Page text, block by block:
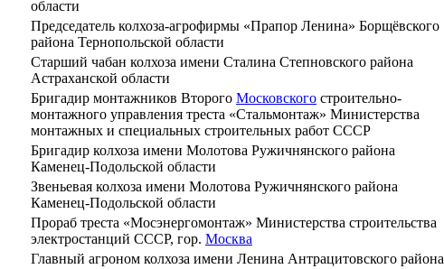
области
Председатель колхоза-агрофирмы «Прапор Ленина» Борщёвского
района Тернопольской области
Старший чабан колхоза имени Сталина Степновского района
Астраханской области
Бригадир монтажников Второго Московского строительно-
монтажного управления треста «Стальмонтаж» Министерства
монтажных и специальных строительных работ СССР
Бригадир колхоза имени Молотова Ружичнянского района
Каменец-Подольской области
Звеньевая колхоза имени Молотова Ружичнянского района
Каменец-Подольской области
Прораб треста «Мосэнергомонтаж» Министерства строительства
электростанций СССР, гор. Москва
Главный агроном колхоза имени Ленина Антрацитовского района